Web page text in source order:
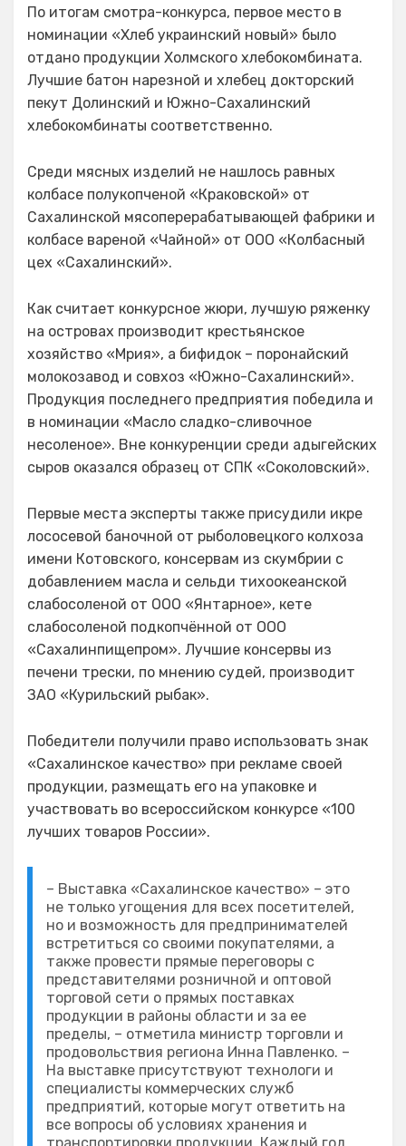
По итогам смотра-конкурса, первое место в
номинации «Хлеб украинский новый» было
отдано продукции Холмского хлебокомбината.
Лучшие батон нарезной и хлебец докторский
пекут Долинский и Южно-Сахалинский
хлебокомбинаты соответственно.
Среди мясных изделий не нашлось равных
колбасе полукопченой «Краковской» от
Сахалинской мясоперерабатывающей фабрики и
колбасе вареной «Чайной» от ООО «Колбасный
цех «Сахалинский».
Как считает конкурсное жюри, лучшую ряженку
на островах производит крестьянское
хозяйство «Мрия», а бифидок – поронайский
молокозавод и совхоз «Южно-Сахалинский».
Продукция последнего предприятия победила и
в номинации «Масло сладко-сливочное
несоленое». Вне конкуренции среди адыгейских
сыров оказался образец от СПК «Соколовский».
Первые места эксперты также присудили икре
лососевой баночной от рыболовецкого колхоза
имени Котовского, консервам из скумбрии с
добавлением масла и сельди тихоокеанской
слабосоленой от ООО «Янтарное», кете
слабосоленой подкопчённой от ООО
«Сахалинпищепром». Лучшие консервы из
печени трески, по мнению судей, производит
ЗАО «Курильский рыбак».
Победители получили право использовать знак
«Сахалинское качество» при рекламе своей
продукции, размещать его на упаковке и
участвовать во всероссийском конкурсе «100
лучших товаров России».
– Выставка «Сахалинское качество» – это
не только угощения для всех посетителей,
но и возможность для предпринимателей
встретиться со своими покупателями, а
также провести прямые переговоры с
представителями розничной и оптовой
торговой сети о прямых поставках
продукции в районы области и за ее
пределы, – отметила министр торговли и
продовольствия региона Инна Павленко. –
На выставке присутствуют технологи и
специалисты коммерческих служб
предприятий, которые могут ответить на
все вопросы об условиях хранения и